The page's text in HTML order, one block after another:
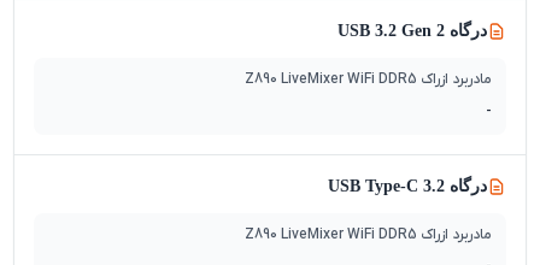
درگاه USB 3.2 Gen 2
مادربرد ازراک Z890 LiveMixer WiFi DDR5
-
درگاه 3.2 USB Type-C
مادربرد ازراک Z890 LiveMixer WiFi DDR5